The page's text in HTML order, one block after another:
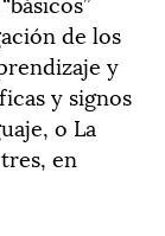
de los
y
y signos
o La
en